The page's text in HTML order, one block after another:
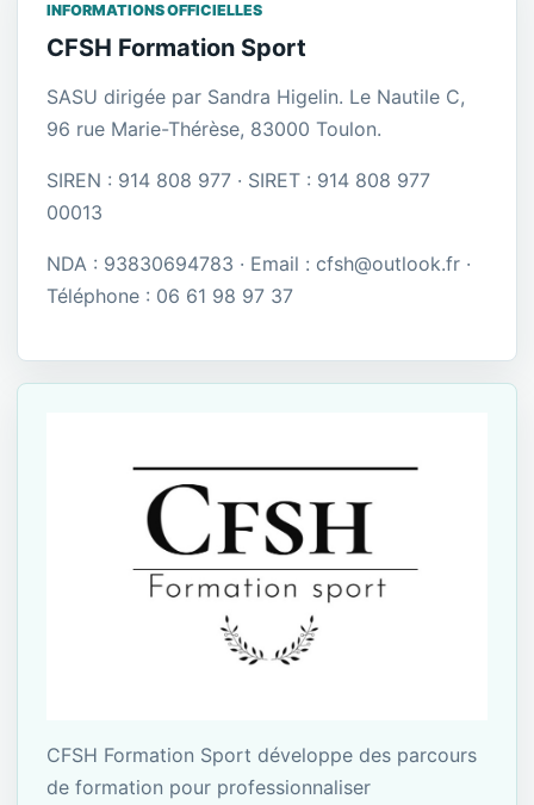
INFORMATIONS OFFICIELLES
CFSH Formation Sport
SASU dirigée par Sandra Higelin. Le Nautile C,
96 rue Marie-Thérèse, 83000 Toulon.
SIREN : 914 808 977 · SIRET : 914 808 977
00013
NDA : 93830694783 · Email : cfsh@outlook.fr ·
Téléphone : 06 61 98 97 37
CFSH Formation Sport développe des parcours
de formation pour professionnaliser